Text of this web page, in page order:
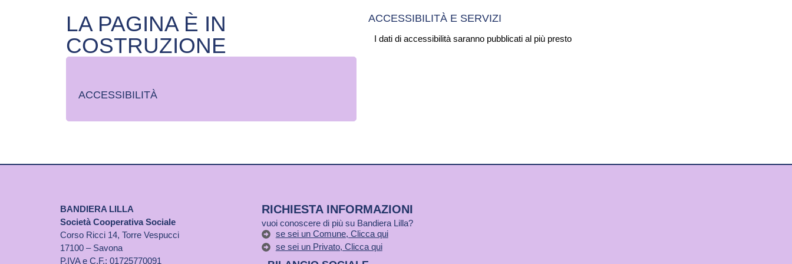
LA PAGINA È IN
COSTRUZIONE
ACCESSIBILITÀ
ACCESSIBILITÀ E SERVIZI
I dati di accessibilità saranno pubblicati al più presto
BANDIERA LILLA
Società Cooperativa Sociale
Corso Ricci 14, Torre Vespucci
17100 – Savona
P.IVA e C.F.: 01725770091
RICHIESTA INFORMAZIONI
vuoi conoscere di più su Bandiera Lilla?
se sei un Comune, Clicca qui
se sei un Privato, Clicca qui